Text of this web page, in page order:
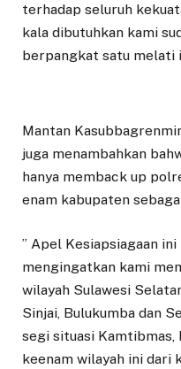
terhadap seluruh
kala dibutuhkan kami
berpangkat satu melati
Mantan
juga menambahkan
hanya memback up
enam kabupaten
” Apel Kesiapsiagaan
mengingatkan kami
wilayah Sulawesi
Sinjai, Bulukumba dan
segi situasi Kamtibmas,
keenam wilayah ini dari